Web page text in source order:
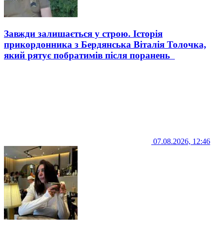
Завжди залишається у строю. Історія
прикордонника з Бердянська Віталія Толочка,
який рятує побратимів після поранень
07.08.2026, 12:46